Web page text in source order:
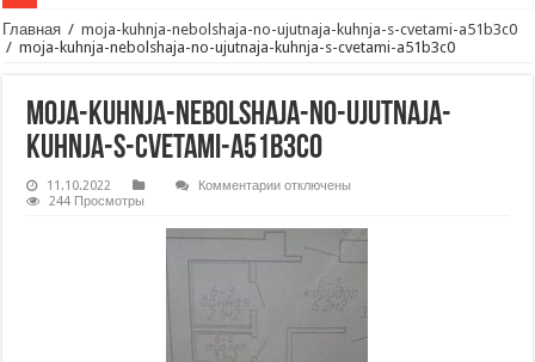
Главная / moja-kuhnja-nebolshaja-no-ujutnaja-kuhnja-s-cvetami-a51b3c0
/ moja-kuhnja-nebolshaja-no-ujutnaja-kuhnja-s-cvetami-a51b3c0
moja-kuhnja-nebolshaja-no-ujutnaja-
kuhnja-s-cvetami-a51b3c0
11.10.2022 Комментариик
kuhnja-
nebolshaja-
no-
kuhnja-
cvetami-
отключены
244 Просмотры